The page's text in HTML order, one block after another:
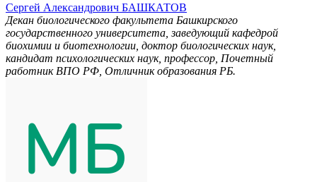
Сергей Александрович БАШКАТОВ
Декан биологического факультета Башкирского
государственного университета, заведующий кафедрой
биохимии и биотехнологии, доктор биологических наук,
кандидат психологических наук, профессор, Почетный
работник ВПО РФ, Отличник образования РБ.